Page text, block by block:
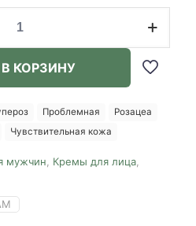
КОРЗИНУ
Проблемная
Розацеа
Чувствительная кожа
мужчин Кремы для лица